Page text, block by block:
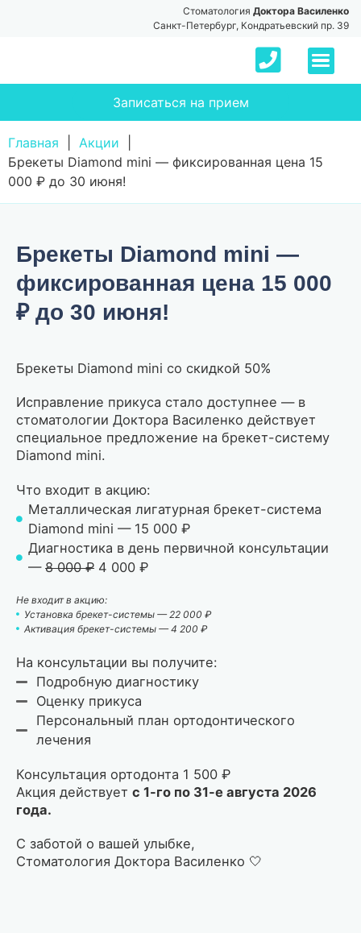
Стоматология Доктора Василенко
Санкт-Петербург, Кондратьевский пр. 39
Записаться на прием
Главная Акции
Брекеты Diamond mini — фиксированная цена 15
000 ₽ до 30 июня!
Брекеты Diamond mini —
фиксированная цена 15 000
₽ до 30 июня!
Брекеты Diamond mini со скидкой 50%
Исправление прикуса стало доступнее — в
стоматологии Доктора Василенко действует
специальное предложение на брекет-систему
Diamond mini.
Что входит в акцию:
Металлическая лигатурная брекет-система
Diamond mini — 15 000 ₽
Диагностика в день первичной консультации
— 8 000 ₽ 4 000 ₽
Не входит в акцию:
Установка брекет-системы — 22 000 ₽
Активация брекет-системы — 4 200 ₽
На консультации вы получите:
Подробную диагностику
Оценку прикуса
Персональный план ортодонтического
лечения
Консультация ортодонта 1 500 ₽
Акция действует с 1-го по 31-е августа 2026
года.
С заботой о вашей улыбке,
Стоматология Доктора Василенко 🤍